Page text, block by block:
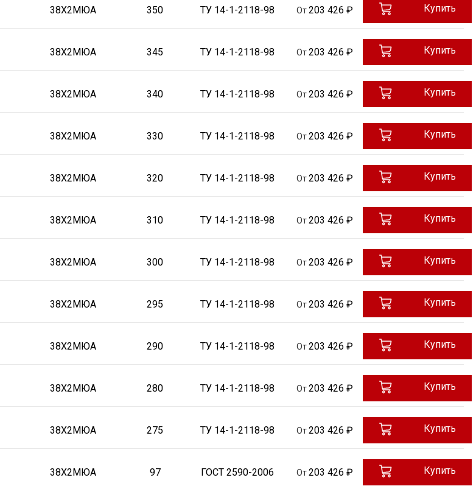
38Х2МЮА 350 ТУ 14-1-2118-98 От 203 426 ₽ Купить
38Х2МЮА 345 ТУ 14-1-2118-98 От 203 426 ₽ Купить
38Х2МЮА 340 ТУ 14-1-2118-98 От 203 426 ₽ Купить
38Х2МЮА 330 ТУ 14-1-2118-98 От 203 426 ₽ Купить
38Х2МЮА 320 ТУ 14-1-2118-98 От 203 426 ₽ Купить
38Х2МЮА 310 ТУ 14-1-2118-98 От 203 426 ₽ Купить
38Х2МЮА 300 ТУ 14-1-2118-98 От 203 426 ₽ Купить
38Х2МЮА 295 ТУ 14-1-2118-98 От 203 426 ₽ Купить
38Х2МЮА 290 ТУ 14-1-2118-98 От 203 426 ₽ Купить
38Х2МЮА 280 ТУ 14-1-2118-98 От 203 426 ₽ Купить
38Х2МЮА 275 ТУ 14-1-2118-98 От 203 426 ₽ Купить
38Х2МЮА 97 ГОСТ 2590-2006 От 203 426 ₽ Купить